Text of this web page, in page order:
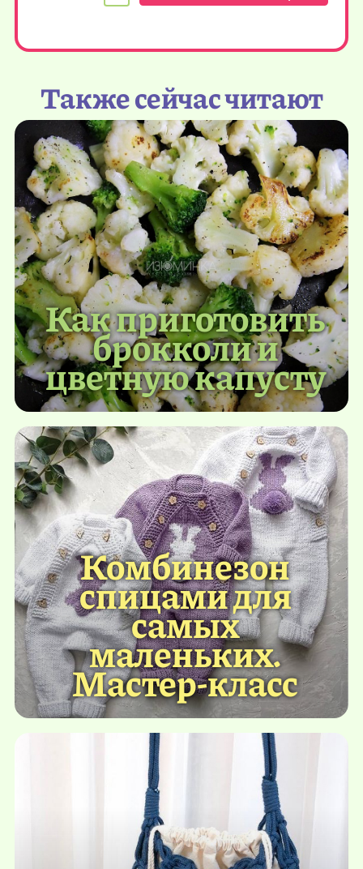
Также сейчас читают
Как приготовить
брокколи и
цветную капусту
Комбинезон
спицами для
самых
маленьких.
Мастер-класс